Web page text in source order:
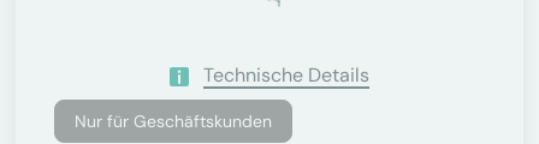
Technische Details
Nur für Geschäftskunden